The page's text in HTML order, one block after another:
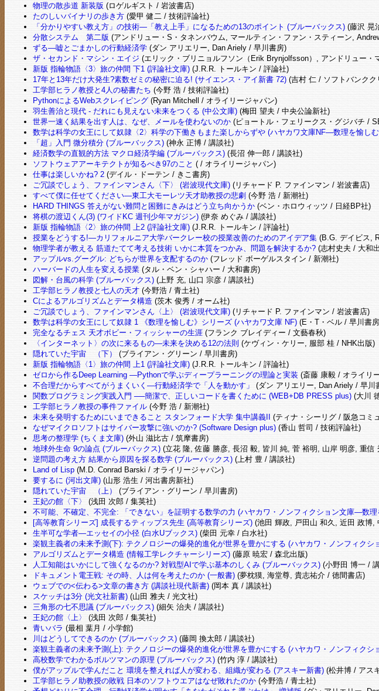
物理の散歩道 新装版 (ロゲルギスト / 岩波書店)
たのしいバイナリの歩き方(愛甲 健二 / 技術評論社)
「分かりやすい教え方」の技術―「教え上手」になるための13のポイント (ブルーバックス)(藤沢 晃
分散システム 第二版 (アンドリュー・S・タネンバウム, マールティン・ファン・スティーン,
ずる―嘘とごまかしの行動経済学(ダン アリエリー, Dan Ariely / 早川書房)
ザ・セカンド・マシン・エイジ (エリック・ブリニョルフソン（Erik Brynjolfsson）, アンドリュー
新版 指輪物語〈3〉旅の仲間 下1 (評論社文庫)(J.R.R. トールキン / 評論社)
17年と13年だけ大発生?素数ゼミの秘密に迫る! (サイエンス・アイ新書 72)(吉村 仁 / ソフトバンクク
工学部ヒラノ教授と4人の秘書たち (今野 浩 / 技術評論社)
PythonによるWebスクレイピング(Ryan Mitchell / オライリージャパン)
羽生善治と現代 - だれにも見えない未来をつくる (中公文庫)(梅田 望夫 / 中央公論新社)
世界一速く結果を出す人は、なぜ、メールを使わないのか(ピョートル・フェリークス・グジバチ /
数学は科学の女王にして奴隷〈2〉科学の下働きもまた楽しからずや (ハヤカワ文庫NF―数理を愉し
「超」入門 微分積分 (ブルーバックス)(神永 正博 / 講談社)
経済数学の直観的方法 マクロ経済学編 (ブルーバックス)(長沼 伸一郎 / 講談社)
ソフトウェアアーキテクトが知るべき97のこと ( / オライリージャパン)
仕事は楽しいかね? 2(デイル・ドーテン / きこ書房)
ご冗談でしょう、ファインマンさん〈下〉 (岩波現代文庫)(リチャード P. ファインマン / 岩波書店)
すべて僕に任せてください―東工大モーレツ天才助教授の悲劇 (今野 浩 / 新潮社)
HARD THINGS 答えがない難問と困難にきみはどう立ち向かうか(ベン・ホロウィッツ / 日経BP社)
将棋の渡辺くん(3) (ワイドKC 週刊少年マガジン)(伊奈 めぐみ / 講談社)
新版 指輪物語〈2〉旅の仲間 上2 (評論社文庫)(J.R.R. トールキン / 評論社)
授業をどうする!―カリフォルニア大学バークレー校の授業改善のためのアイデア集(B.G. デイビス,
物理学者が教える 筋道たてて考える技術 いかに本質をつかみ、問題を解決するか?(志村史夫 / 大和
アップルvs.グーグル: どちらが世界を支配するのか(フレッド ボーゲルスタイン / 新潮社)
ハーバードの人生を変える授業(タル・ベン・シャハー / 大和書房)
図解・台風の科学 (ブルーバックス)(上野 充, 山口 宗彦 / 講談社)
工学部ヒラノ教授と七人の天才(今野浩 / 青土社)
Cによるアルゴリズムとデータ構造 (茨木 俊秀 / オーム社)
ご冗談でしょう、ファインマンさん〈上〉 (岩波現代文庫)(リチャード P. ファインマン / 岩波書店)
数学は科学の女王にして奴隷 1 《数理を愉しむ》シリーズ (ハヤカワ文庫 NF)(E・T・ベル / 早川書
完全なるチェス 天才ボビー・フィッシャーの生涯(フランク ブレイディー / 文藝春秋)
〈インターネット〉の次に来るもの―未来を決める12の法則 (ケヴィン・ケリー, 服部 桂 / NHK出版)
隠れていた宇宙 （下）
(ブライアン・グリーン / 早川書房)
新版 指輪物語〈1〉旅の仲間 上1 (評論社文庫)(J.R.R. トールキン / 評論社)
ゼロから作るDeep Learning ―Pythonで学ぶディープラーニングの理論と実装 (斎藤 康毅 / オライリ
不合理だからすべてがうまくいく―行動経済学で「人を動かす」
(ダン アリエリー, Dan Ariely / 早川
関数プログラミング実践入門 ──簡潔で、正しいコードを書くために (WEB+DB PRESS plus)(大川
工学部ヒラノ教授の事件ファイル(今野 浩 / 新潮社)
未来を発明するためにいまできること スタンフォード大学 集中講義II
(ティナ・シーリグ / 阪急コミ
なぜマイクロソフトはサイバー攻撃に強いのか? (Software Design plus)(香山 哲司 / 技術評論社)
思考の整理学 (ちくま文庫)(外山 滋比古 / 筑摩書房)
地球外生命 9の論点 (ブルーバックス)(立花 隆, 佐藤 勝彦, 長沼 毅, 皆川 純, 菅 裕明, 山岸 明彦, 重
逆問題の考え方 結果から原因を探る数学 (ブルーバックス)(上村 豊 / 講談社)
Land of Lisp(M.D. Conrad Barski / オライリージャパン)
要するに (河出文庫)(山形 浩生 / 河出書房新社)
隠れていた宇宙 （上）
(ブライアン・グリーン / 早川書房)
王妃の館〈下〉
(浅田 次郎 / 集英社)
不可能、不確定、不完全: 「できない」を証明する数学の力 (ハヤカワ・ノンフィクション文庫―数
[高等教育シリーズ] 成長するティップス先生 (高等教育シリーズ)(池田 輝政, 戸田山 和久, 近田 政博,
生半可な学者―エッセイの小径 (白水Uブックス)(柴田 元幸 / 白水社)
楽観主義者の未来予測(下): テクノロジーの爆発的進化が世界を豊かにする (ハヤカワ・ノンフィクシ
アルゴリズムとデータ構造 (情報工学レクチャーシリーズ)(藤原 暁宏 / 森北出版)
人工知能はいかにして強くなるのか? 対戦型AIで学ぶ基本のしくみ (ブルーバックス)(小野田 博一 /
ドキュメント電王戦: その時、人は何を考えたのか (一般書)(夢枕獏, 海堂尊, 貴志祐介 / 徳間書店)
ウェブでの<伝わる>文章の書き方 (講談社現代新書)(岡本 真 / 講談社)
スケッチは3分 (光文社新書)(山田 雅夫 / 光文社)
三角形の七不思議 (ブルーバックス)(細矢 治夫 / 講談社)
王妃の館〈上〉
(浅田 次郎 / 集英社)
青いバラ (最相 葉月 / 小学館)
川はどうしてできるのか (ブルーバックス)(藤岡 換太郎 / 講談社)
楽観主義者の未来予測(上): テクノロジーの爆発的進化が世界を豊かにする (ハヤカワ・ノンフィクシ
高校数学でわかるボルツマンの原理 (ブルーバックス)(竹内 淳 / 講談社)
僕がアップルで学んだこと 環境を整えれば人が変わる、組織が変わる (アスキー新書)(松井博 / アス
工学部ヒラノ助教授の敗戦 日本のソフトウエアはなぜ敗れたのか(今野浩 / 青土社)